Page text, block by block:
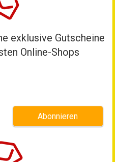
exklusive Gutscheine
Online-Shops